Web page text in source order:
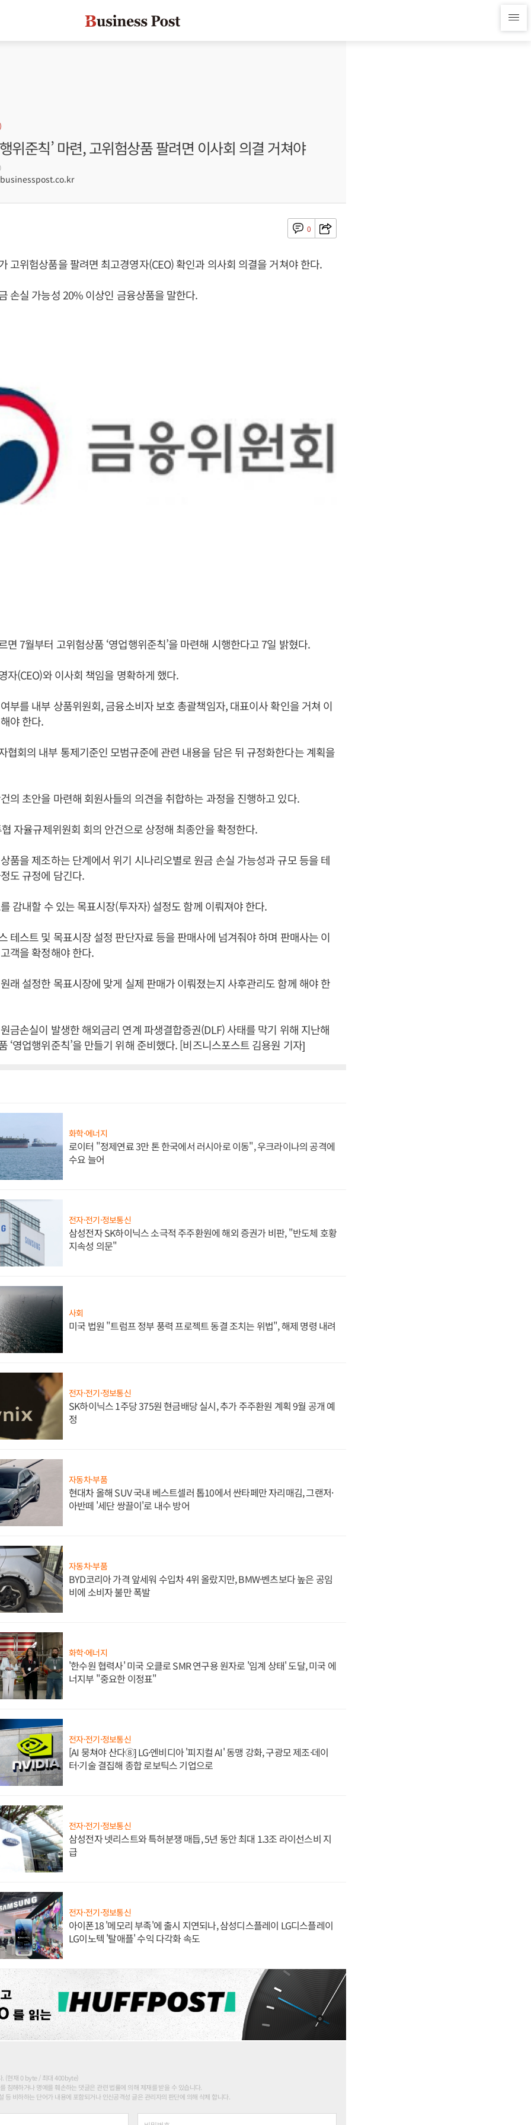
위준칙’ 마련, 고위험상품 팔려면 이사회 의결 거쳐야
0
고위험상품을 팔려면 최고경영자(CEO) 확인과 의사회 의결을 거쳐야 한다.
손실 가능성 20% 이상인 금융상품을 말한다.
면 7월부터 고위험상품 ‘영업행위준칙’을 마련해 시행한다고 7일 밝혔다.
자(CEO)와 이사회 책임을 명확하게 했다.
부를 내부 상품위원회, 금융소비자 보호 총괄책임자, 대표이사 확인을 거쳐 이
야 한다.
협회의 내부 통제기준인 모범규준에 관련 내용을 담은 뒤 규정화한다는 계획을
의 초안을 마련해 회원사들의 의견을 취합하는 과정을 진행하고 있다.
자율규제위원회 회의 안건으로 상정해 최종안을 확정한다.
품을 제조하는 단계에서 위기 시나리오별로 원금 손실 가능성과 규모 등을 테
도 규정에 담긴다.
감내할 수 있는 목표시장(투자자) 설정도 함께 이뤄져야 한다.
테스트 및 목표시장 설정 판단자료 등을 판매사에 넘겨줘야 하며 판매사는 이
객을 확정해야 한다.
래 설정한 목표시장에 맞게 실제 판매가 이뤄졌는지 사후관리도 함께 해야 한
금손실이 발생한 해외금리 연계 파생결합증권(DLF) 사태를 막기 위해 지난해
‘영업행위준칙’을 만들기 위해 준비했다. [비즈니스포스트 김용원 기자]
화학·에너지
로이터 "정제연료 3만 톤 한국에서 러시아로 이동", 우크라이나의 공격에
수요 늘어
전자·전기·정보통신
삼성전자 SK하이닉스 소극적 주주환원에 해외 증권가 비판, "반도체 호황
지속성 의문"
사회
미국 법원 "트럼프 정부 풍력 프로젝트 동결 조치는 위법", 해제 명령 내려
전자·전기·정보통신
SK하이닉스 1주당 375원 현금배당 실시, 추가 주주환원 계획 9월 공개 예
정
자동차·부품
현대차 올해 SUV 국내 베스트셀러 톱10에서 싼타페만 자리매김, 그랜저·
아반떼 '세단 쌍끌이'로 내수 방어
자동차·부품
BYD코리아 가격 앞세워 수입차 4위 올랐지만, BMW·벤츠보다 높은 공임
비에 소비자 불만 폭발
화학·에너지
'한수원 협력사' 미국 오클로 SMR 연구용 원자로 '임계 상태' 도달, 미국 에
너지부 "중요한 이정표"
전자·전기·정보통신
[AI 뭉쳐야 산다⑧] LG·엔비디아 '피지컬 AI' 동맹 강화, 구광모 제조·데이
터·기술 결집해 종합 로보틱스 기업으로
전자·전기·정보통신
삼성전자 넷리스트와 특허분쟁 매듭, 5년 동안 최대 1.3조 라이선스비 지
급
전자·전기·정보통신
아이폰18 '메모리 부족'에 출시 지연되나, 삼성디스플레이 LG디스플레이
LG이노텍 '탈애플' 수익 다각화 속도
. (현재 0 byte / 최대 400byte)
침해하거나 명예를 훼손하는 댓글은 관련 법률에 의해 제재를 받을 수 있습니다.
등 비하하는 단어가 내용에 포함되거나 인신공격성 글은 관리자의 판단에 의해 삭제 합니다.